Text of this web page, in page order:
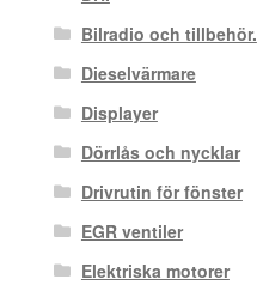
Bilradio och tillbehör.
Dieselvärmare
Displayer
Dörrlås och nycklar
Drivrutin för fönster
EGR ventiler
Elektriska motorer